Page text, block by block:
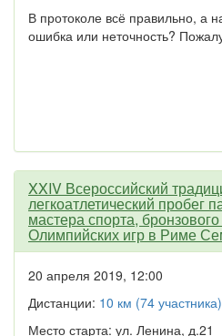
В протоколе всё правильно, а
ошибка или неточность?
XXIV Всероссийский
легкоатлетический пробег
мастера спорта,
Олимпийских игр в Риме
20 апреля 2019, 12:00
Дистанции: 10 км (74 участника)
Место старта: ул. Ленина, д.21